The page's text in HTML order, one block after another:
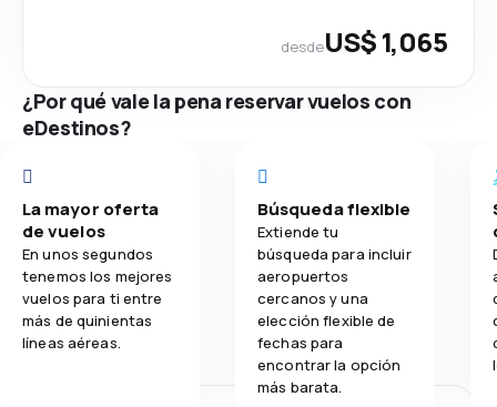
desdeUS$ 1,065
¿Por qué vale la pena reservar vuelos con
eDestinos?
La mayor oferta
de vuelos
En unos segundos
tenemos los mejores
vuelos para ti entre
más de quinientas
líneas aéreas.
Búsqueda flexible
Extiende tu
búsqueda para incluir
aeropuertos
cercanos y una
elección flexible de
fechas para
encontrar la opción
más barata.